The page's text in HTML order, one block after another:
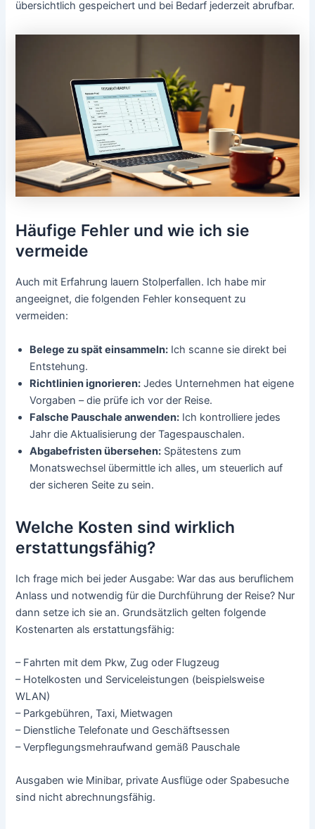
übersichtlich gespeichert und bei Bedarf jederzeit abrufbar.
Häufige Fehler und wie ich sie
vermeide
Auch mit Erfahrung lauern Stolperfallen. Ich habe mir
angeeignet, die folgenden Fehler konsequent zu
vermeiden:
Belege zu spät einsammeln: Ich scanne sie direkt bei
Entstehung.
Richtlinien ignorieren: Jedes Unternehmen hat eigene
Vorgaben – die prüfe ich vor der Reise.
Falsche Pauschale anwenden: Ich kontrolliere jedes
Jahr die Aktualisierung der Tagespauschalen.
Abgabefristen übersehen: Spätestens zum
Monatswechsel übermittle ich alles, um steuerlich auf
der sicheren Seite zu sein.
Welche Kosten sind wirklich
erstattungsfähig?
Ich frage mich bei jeder Ausgabe: War das aus beruflichem
Anlass und notwendig für die Durchführung der Reise? Nur
dann setze ich sie an. Grundsätzlich gelten folgende
Kostenarten als erstattungsfähig:
– Fahrten mit dem Pkw, Zug oder Flugzeug
– Hotelkosten und Serviceleistungen (beispielsweise
WLAN)
– Parkgebühren, Taxi, Mietwagen
– Dienstliche Telefonate und Geschäftsessen
– Verpflegungsmehraufwand gemäß Pauschale
Ausgaben wie Minibar, private Ausflüge oder Spabesuche
sind nicht abrechnungsfähig.